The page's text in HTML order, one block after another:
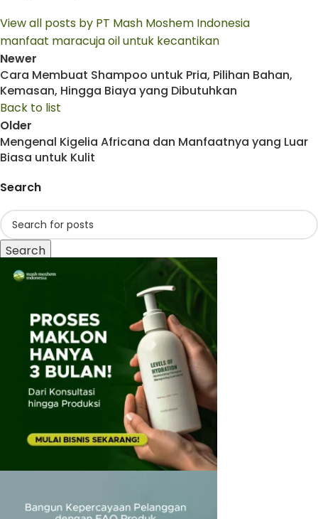
View all posts by PT Mash Moshem Indonesia
manfaat maracuja oil untuk kecantikan
Newer
Cara Membuat Shampoo untuk Pria, Pilihan Bahan,
Kemasan, Hingga Biaya yang Dibutuhkan
Back to list
Older
Mengenal Kigelia Africana dan Manfaatnya yang Luar
Biasa untuk Kulit
Search
Search